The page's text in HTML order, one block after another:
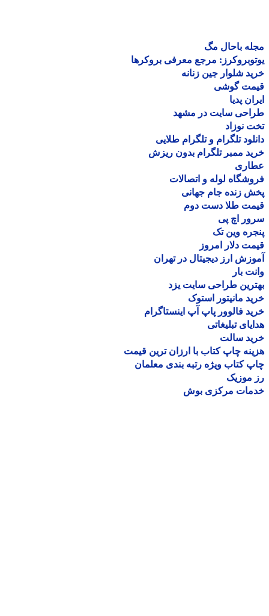
باحال مگ
مرجع معرفی بروکرها
شلوار جین زنانه
گوشی
پدیا
سایت در مشهد
نوزاد
تلگرام و تلگرام طلایی
ممبر تلگرام بدون ریزش
لوله و اتصالات
زنده جام جهانی
طلا دست دوم
اچ پی
وین تک
دلار امروز
ارز دیجیتال در تهران
بار
طراحی سایت یزد
مانیتور استوک
فالوور پاپ آپ اینستاگرام
تبلیغاتی
سالت
چاپ کتاب با ارزان ترین قیمت
کتاب ویژه رتبه بندی معلمان
موزیک
مرکزی بوش